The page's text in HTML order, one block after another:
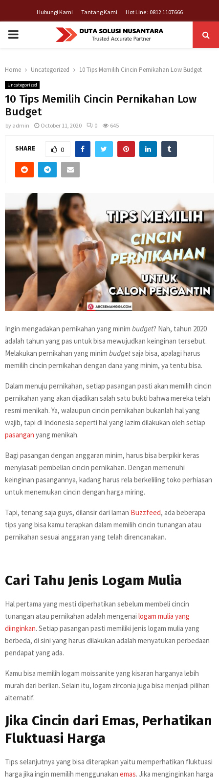
Hubungi Kami Tantang Kami Hot Line : 0812 1107666
PRIMARY
Home Uncategorized 10 Tips Memilih Cincin Pernikahan Low Budget
Uncategorized
10 Tips Memilih Cincin Pernikahan Low
Budget
by admin October 11, 2020 0 645
SHARE 0
Ingin mengadakan pernikahan yang minim budget? Nah, tahun 2020
adalah tahun yang pas untuk bisa mewujudkan keinginan tersebut.
Melakukan pernikahan yang minim budgetsaja bisa, apalagi harus
memilih cincin pernikahan dengan dana yang minim, ya tentu bisa.
Dalam menuju pernikahan, setiap pasangan pasti akan memilih cincin
pernikahan yang akan dijadikan salah satu bukti bahwa mereka telah
resmi menikah. Ya, walaupun cincin pernikahan bukanlah hal yang
wajib, tapi di Indonesia seperti hal yang lazim dilakukan oleh setiap
pasangan yang menikah.
Bagi pasangan dengan anggaran minim, harus bisa berpikir keras
menyiasati pembelian cincin pernikahan. Dengan memenuhi
keinginan pasangannya, kadang harus rela berkeliling toko perhiasan
untuk menemukan cincin dengan harga miring.
Tapi, tenang saja guys, dilansir dari laman Buzzfeed, ada beberapa
tips yang bisa kamu terapkan dalam memilih cincin tunangan atau
pernikahan sesuai anggaran yang telah direncanakan.
Cari Tahu Jenis Logam Mulia
Hal pertama yang mesti diperhatikan sebelum membeli cincin
tunangan atau pernikahan adalah mengenai logam mulia yang
diinginkan. Setiap pasangan pasti memiliki jenis logam mulia yang
berbeda, di sini yang harus dilakukan adalah menyatukan perbedaan
pendapat yang ada.
Kamu bisa memilih logam moissanite yang kisaran harganya lebih
murah dari berlian. Selain itu, logam zirconia juga bisa menjadi pilihan
alternatif.
Jika Cincin dari Emas, Perhatikan
Fluktuasi Harga
Tips selanjutnya yang bisa diterapkan yaitu memperhatikan fluktuasi
harga jika ingin memilih menggunakan emas. Jika menginginkan harga